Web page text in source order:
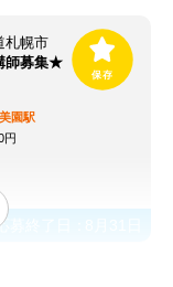
幌市
師募集★
美園駅
円
募終了日：